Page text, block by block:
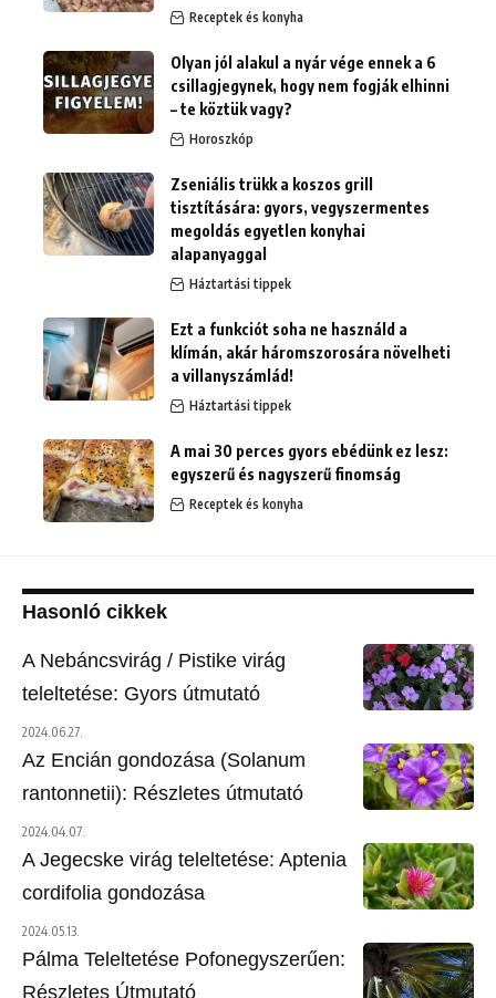
Receptek és konyha
Olyan jól alakul a nyár vége ennek a 6
csillagjegynek, hogy nem fogják elhinni
– te köztük vagy?
Horoszkóp
Zseniális trükk a koszos grill
tisztítására: gyors, vegyszermentes
megoldás egyetlen konyhai
alapanyaggal
Háztartási tippek
Ezt a funkciót soha ne használd a
klímán, akár háromszorosára növelheti
a villanyszámlád!
Háztartási tippek
A mai 30 perces gyors ebédünk ez lesz:
egyszerű és nagyszerű finomság
Receptek és konyha
Hasonló cikkek
A Nebáncsvirág / Pistike virág
teleltetése: Gyors útmutató
2024.06.27.
Az Encián gondozása (Solanum
rantonnetii): Részletes útmutató
2024.04.07.
A Jegecske virág teleltetése: Aptenia
cordifolia gondozása
2024.05.13.
Pálma Teleltetése Pofonegyszerűen:
Részletes Útmutató